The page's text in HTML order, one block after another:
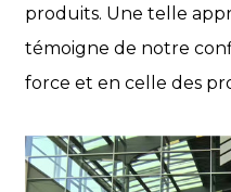
produits. Une telle
témoigne de notre
force et en celle des